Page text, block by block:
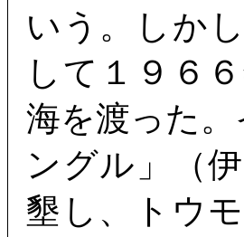
いう。しか
して１９６
海を渡った
ングル」（
墾し、トウ